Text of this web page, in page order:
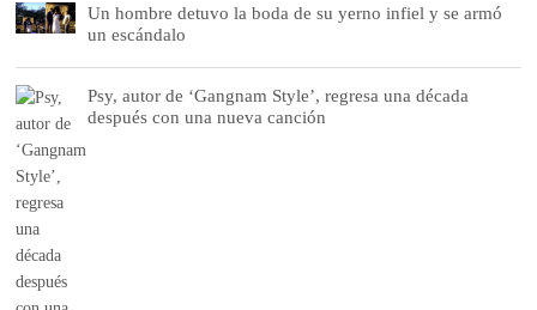
Un hombre detuvo la boda de su yerno infiel y se armó
un escándalo
Psy, autor de ‘Gangnam Style’, regresa una década
después con una nueva canción